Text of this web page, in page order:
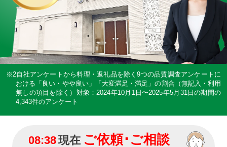
※2自社アンケートから料理・返礼品を除く9つの品質調査アンケートに
おける「良い・やや良い」「大変満足・満足」の割合（無記入・利用
無しの項目を除く） 対象：2024年10月1日〜2025年5月31日の期間の
4,343件のアンケート
08:38現在 ご依頼･ご相談